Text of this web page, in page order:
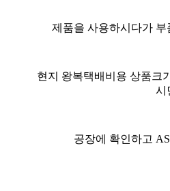
제품을 사용하시다가
현지 왕복택배비용 상품크
시
공장에 확인하고